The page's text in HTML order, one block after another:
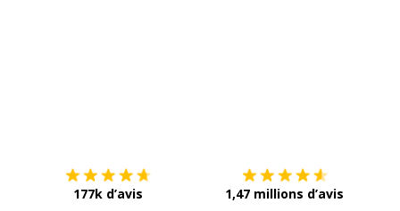
177k d’avis 1,47 millions d’avis